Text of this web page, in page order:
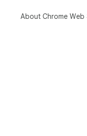
About Chrome Web